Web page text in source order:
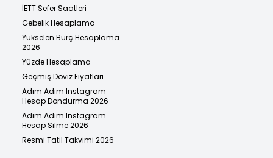
İETT Sefer Saatleri
Gebelik Hesaplama
Yükselen Burç Hesaplama
2026
Yüzde Hesaplama
Geçmiş Döviz Fiyatları
Adım Adım Instagram
Hesap Dondurma 2026
Adım Adım Instagram
Hesap Silme 2026
Resmi Tatil Takvimi 2026